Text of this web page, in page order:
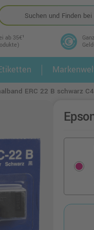
ab 35€¹
ERC 22 B schwarz